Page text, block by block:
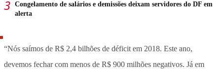
Congelamento de salários e demissões deixam servidores do DF em
alerta
“Nós saímos de R$ 2,4 bilhões de déficit em 2018. Este ano,
devemos fechar com menos de R$ 900 milhões negativos. Já em